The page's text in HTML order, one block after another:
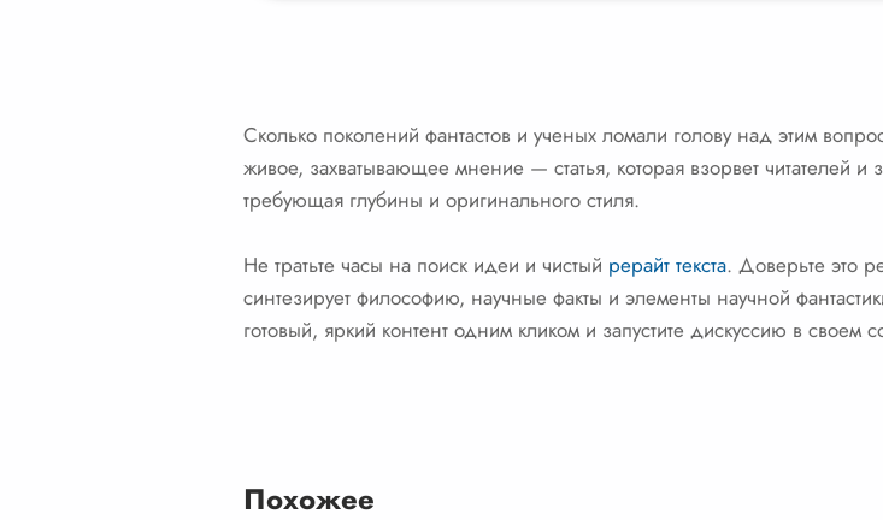
Сколько поколений фантастов и ученых ломали голову над этим
живое, захватывающее мнение — статья, которая взорвет читателей и
требующая глубины и оригинального стиля.
Не тратьте часы на поиск идеи и чистый рерайт текста. Доверьте это
синтезирует философию, научные факты и элементы научной
готовый, яркий контент одним кликом и запустите дискуссию в своем
Похожее